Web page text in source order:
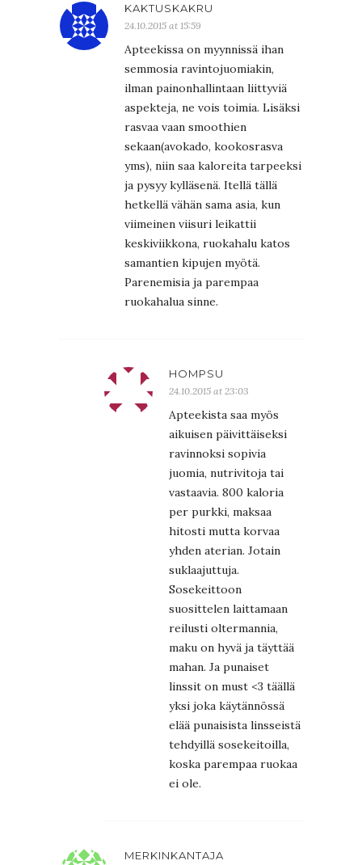
KAKTUSKAKRU
24.10.2015 at 15:59
Apteekissa on myynnissä ihan
semmosia ravintojuomiakin,
ilman painonhallintaan liittyviä
aspekteja, ne vois toimia. Lisäksi
rasvaa vaan smoothien
sekaan(avokado, kookosrasva
yms), niin saa kaloreita tarpeeksi
ja pysyy kylläsenä. Itellä tällä
hetkellä vähän sama asia, kun
viimeinen viisuri leikattii
keskiviikkona, ruokahalu katos
samantien kipujen myötä.
Parenemisia ja parempaa
ruokahalua sinne.
HOMPSU
24.10.2015 at 23:03
Apteekista saa myös
aikuisen päivittäiseksi
ravinnoksi sopivia
juomia, nutrivitoja tai
vastaavia. 800 kaloria
per purkki, maksaa
hitosti mutta korvaa
yhden aterian. Jotain
suklaajuttuja.
Sosekeittoon
suosittelen laittamaan
reilusti oltermannia,
maku on hyvä ja täyttää
mahan. Ja punaiset
linssit on must <3 täällä
yksi joka käytännössä
elää punaisista linsseistä
tehdyillä sosekeitoilla,
koska parempaa ruokaa
ei ole.
MERKINKANTAJA